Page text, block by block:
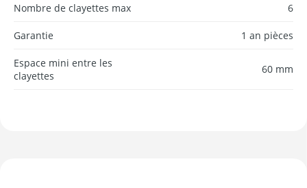
Nombre de clayettes max 6
Garantie 1 an pièces
Espace mini entre les
clayettes
60 mm